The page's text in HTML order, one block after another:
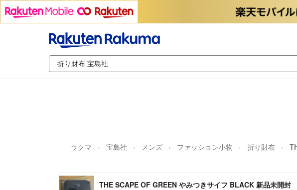
ラクマ 宝島社 メンズ ファッション小物 折り財布
THE SCAPE OF GREEN やみつきサイフ BLACK 新品未開封